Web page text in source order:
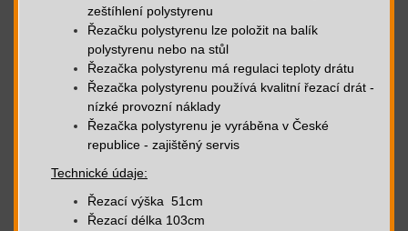
zeštíhlení polystyrenu
Řezačku polystyrenu lze položit na balík
polystyrenu nebo na stůl
Řezačka polystyrenu má regulaci teploty drátu
Řezačka polystyrenu používá kvalitní řezací drát -
nízké provozní náklady
Řezačka polystyrenu je vyráběna v České
republice - zajištěný servis
Technické údaje:
Řezací výška 51cm
Řezací délka 103cm